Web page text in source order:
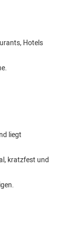
Hotels
liegt
kratzfest und